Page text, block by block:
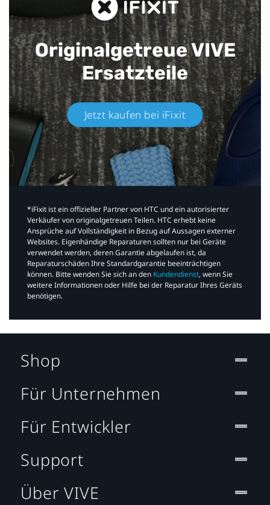
Originalgetreue VIVE
Ersatzteile
Jetzt kaufen bei iFixit​
*iFixit ist ein offizieller Partner von HTC und ein autorisierter
Verkäufer von originalgetreuen Teilen. HTC erhebt keine
Ansprüche auf Vollständigkeit in Bezug auf Aussagen externer
Websites. Eigenhändige Reparaturen sollten nur bei Geräte
verwendet werden, deren Garantie abgelaufen ist, da
Reparaturschäden Ihre Standardgarantie beeinträchtigen
können. Bitte wenden Sie sich an den Kundendienst, wenn Sie
weitere Informationen oder Hilfe bei der Reparatur Ihres Geräts
benötigen.​
Shop
Für Unternehmen
Für Entwickler
Support
Über VIVE